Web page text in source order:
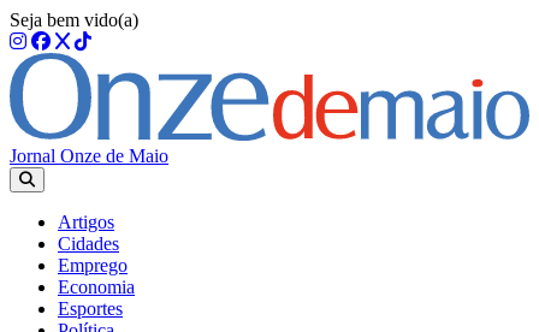
Seja bem vido(a)
Jornal Onze de Maio
Artigos
Cidades
Emprego
Economia
Esportes